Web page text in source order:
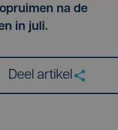
na de
in juli.
Deel artikel